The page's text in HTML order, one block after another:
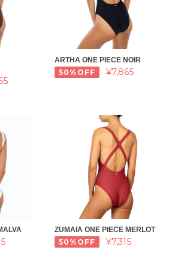
ARTHA ONE PIECE NOIR
50%OFF ¥7,865
ZUMAIA ONE PIECE MERLOT
50%OFF ¥7,315